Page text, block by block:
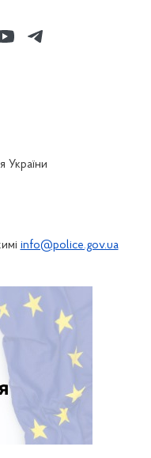
України
info@police.gov.ua